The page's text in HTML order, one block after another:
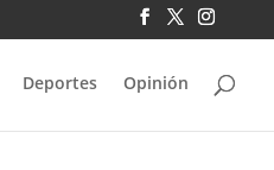
Deportes Opinión